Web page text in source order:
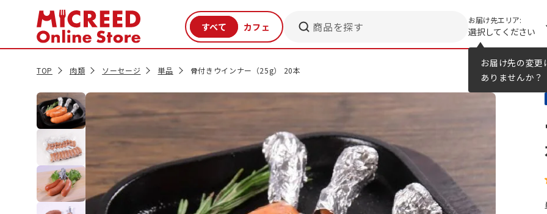
お届け先の変更
ありませんか？
商品を探す お届け先エリア:
選択してください
TOP 肉類 ソーセージ 単品 骨付きウインナー（25g） 20本